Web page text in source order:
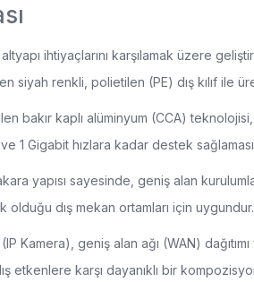
ihtiyaçlarını karşılamak üzere
siyah renkli, polietilen (PE) dış kılıf ile
bakır kaplı alüminyum (CCA)
ve 1 Gigabit hızlara kadar destek
yapısı sayesinde, geniş alan
dış mekan ortamları için uygundur.
Kamera), geniş alan ağı (WAN)
etkenlere karşı dayanıklı bir kompozisyon